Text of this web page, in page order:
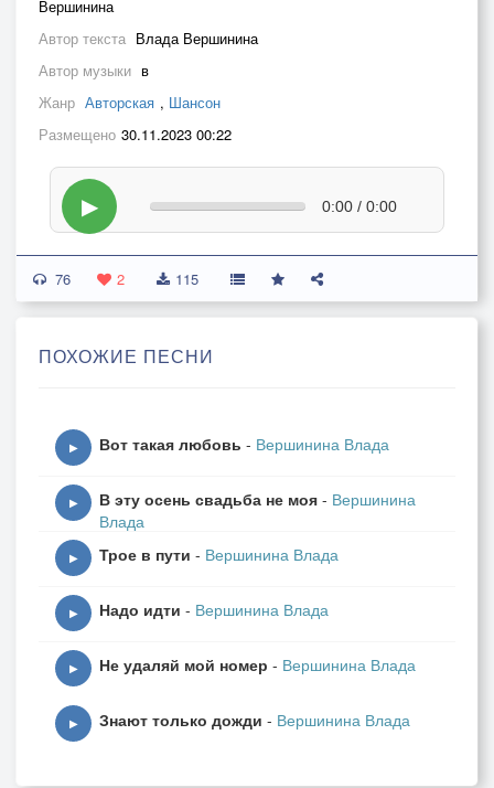
Вершинина
Автор текста Влада Вершинина
Автор музыки в
Жанр Авторская , Шансон
Размещено 30.11.2023 00:22
▶ 0:00 / 0:00
76 2 115
ПОХОЖИЕ ПЕСНИ
▶ Вот такая любовь - Вершинина Влада
▶ В эту осень свадьба не моя - Вершинина
Влада
▶ Трое в пути - Вершинина Влада
▶ Надо идти - Вершинина Влада
▶ Не удаляй мой номер - Вершинина Влада
▶ Знают только дожди - Вершинина Влада